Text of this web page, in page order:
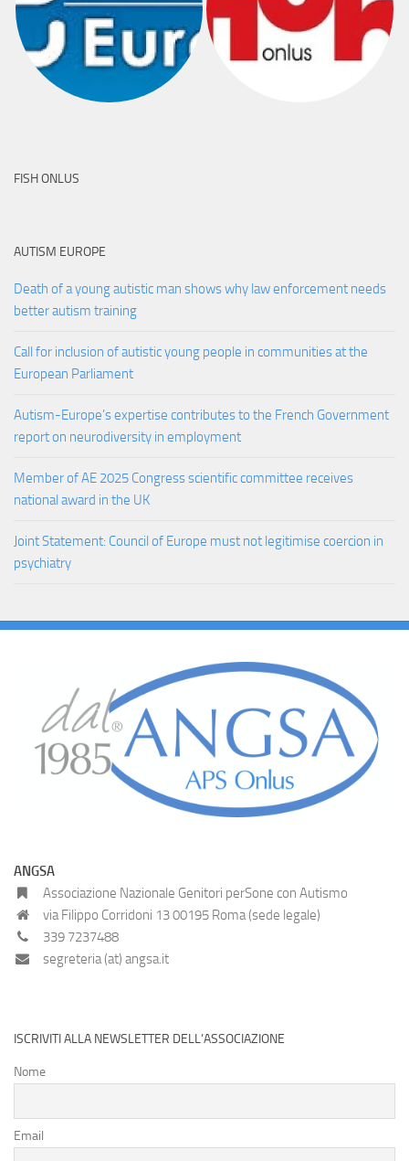
FISH ONLUS
AUTISM EUROPE
Death of a young autistic man shows why law enforcement needs
better autism training
Call for inclusion of autistic young people in communities at the
European Parliament
Autism-Europe’s expertise contributes to the French Government
report on neurodiversity in employment
Member of AE 2025 Congress scientific committee receives
national award in the UK
Joint Statement: Council of Europe must not legitimise coercion in
psychiatry
ANGSA
Associazione Nazionale Genitori perSone con Autismo
via Filippo Corridoni 13 00195 Roma (sede legale)
339 7237488
segreteria (at) angsa.it
ISCRIVITI ALLA NEWSLETTER DELL’ASSOCIAZIONE
Nome
Email